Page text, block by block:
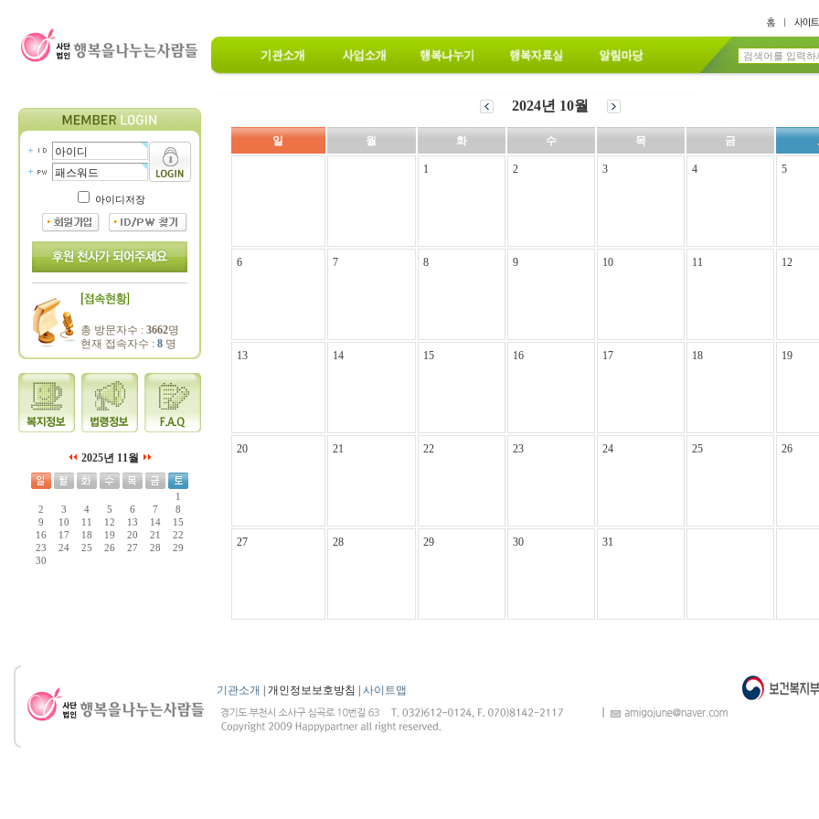
아이디저장
총 방문자수 : 3662명
현재 접속자수 : 8 명
2025년 11월
1
2
3 4 5 6 7
8
9
10 11 12 13 14
15
16
17 18 19 20 21
22
23
24 25 26 27 28
29
30
2024년 10월
일 월 화 수 목 금
1 2 3 4 5
6 7 8 9 10 11 12
13 14 15 16 17 18 19
20 21 22 23 24 25 26
27 28 29 30 31
기관소개 | 개인정보보호방침 | 사이트맵